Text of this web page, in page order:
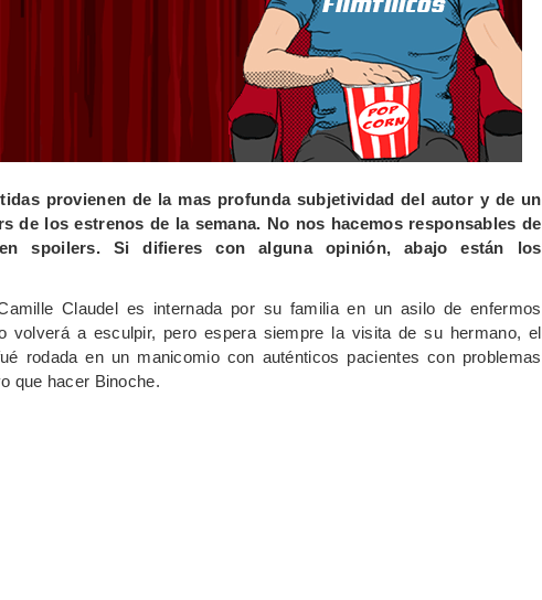
provienen de la mas profunda subjetividad del autor y de un
de los estrenos de la semana. No nos hacemos responsables de
spoilers. Si difieres con alguna opinión, abajo están los
Claudel es internada por su familia en un asilo de enfermos
volverá a esculpir, pero espera siempre la visita de su hermano, el
rodada en un manicomio con auténticos pacientes con problemas
que hacer Binoche.